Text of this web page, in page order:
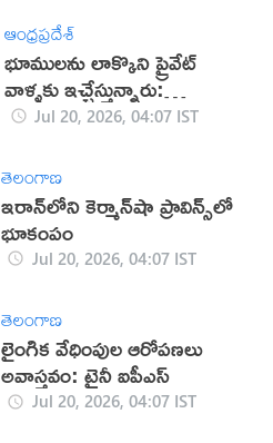
ఆంధ్రప్రదేశ్
భూములను లాక్కొని ప్రైవేట్
వాళ్ళకు ఇచ్చేస్తున్నారు:
కారుమూరు (వీడియో)
Jul 20, 2026, 04:07 IST
తెలంగాణ
ఇరాన్‌లోని కెర్మాన్‌షా ప్రావిన్స్‌లో
భూకంపం
Jul 20, 2026, 04:07 IST
తెలంగాణ
లైంగిక వేధింపుల ఆరోపణలు
అవాస్తవం: ట్రైనీ ఐపీఎస్
Jul 20, 2026, 04:07 IST